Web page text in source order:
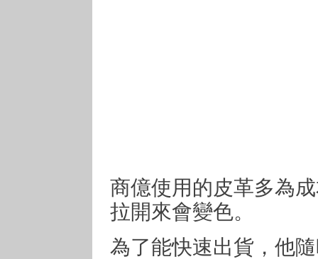
商億使用的皮革多為
拉開來會變色。
為了能快速出貨，他